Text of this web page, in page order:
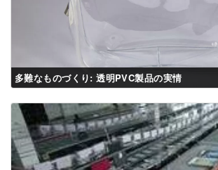
多難なものづくり: 透明PVC製品の実情